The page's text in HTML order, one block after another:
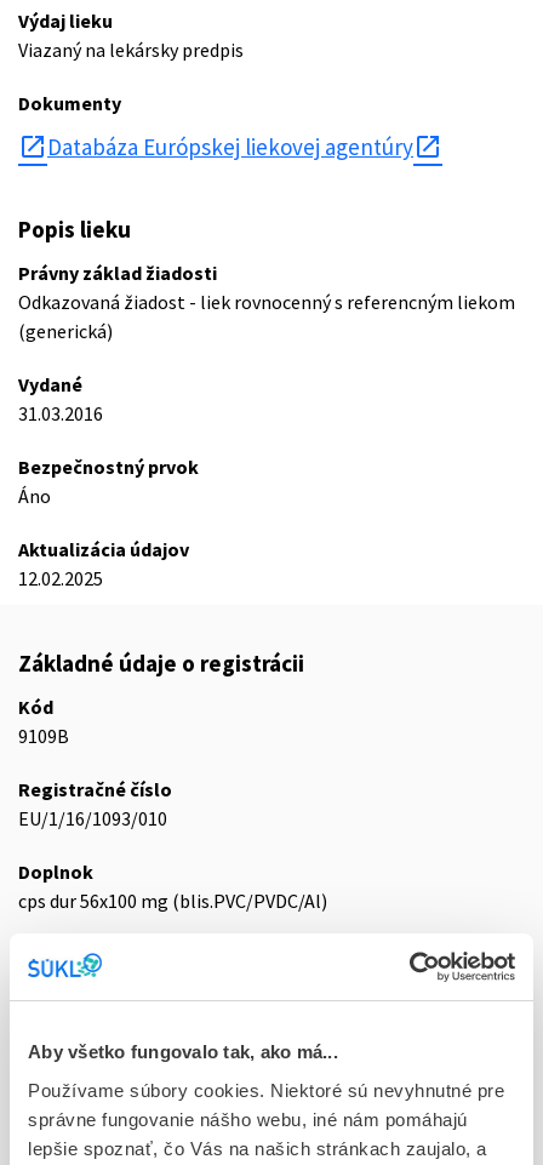
Aby všetko fungovalo tak, ako má...
Používame súbory cookies. Niektoré sú nevyhnutné pre
správne fungovanie nášho webu, iné nám pomáhajú
lepšie spoznať, čo Vás na našich stránkach zaujalo, a
Výdaj lieku
Viazaný na lekársky predpis
Dokumenty
open_in_new Databáza Európskej liekovej agentúry
Popis lieku
Právny základ žiadosti
Odkazovaná žiadost - liek rovnocenný s referencným liekom
(generická)
Vydané
31.03.2016
Bezpečnostný prvok
Áno
Aktualizácia údajov
12.02.2025
Základné údaje o registrácii
Kód
9109B
Registračné číslo
EU/1/16/1093/010
Doplnok
cps dur 56x100 mg (blis.PVC/PVDC/Al)
Stav
E - EU registrácia
Európska
Držiteľ, krajina
Viatris Limited, Írsko